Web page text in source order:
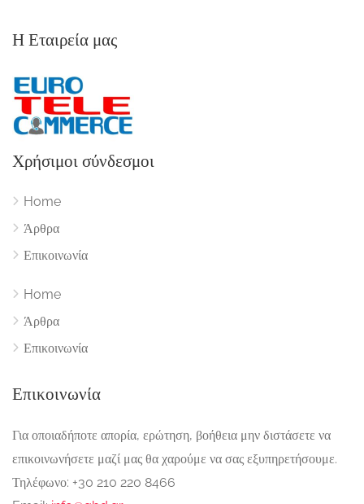
Η Εταιρεία μας
Χρήσιμοι σύνδεσμοι
Home
Άρθρα
Επικοινωνία
Home
Άρθρα
Επικοινωνία
Επικοινωνία
Για οποιαδήποτε απορία, ερώτηση, βοήθεια μην διστάσετε να
επικοινωνήσετε μαζί μας θα χαρούμε να σας εξυπηρετήσουμε.
Τηλέφωνο: +30 210 220 8466